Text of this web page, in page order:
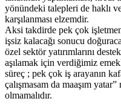
yönündeki talepleri de haklı
karşılanması elzemdir.
Aksi takdirde pek çok
işsiz kalacağı sonucu
özel sektör yatırımlarını
aşılamak için verdiğimiz
süreç ; pek çok iş arayanın
çalışmasam da maaşım
olmamalıdır.